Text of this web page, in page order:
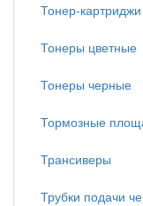
Тонер-картриджи
Тонеры цветные
Тонеры черные
Тормозные
Трансиверы
Трубки подачи